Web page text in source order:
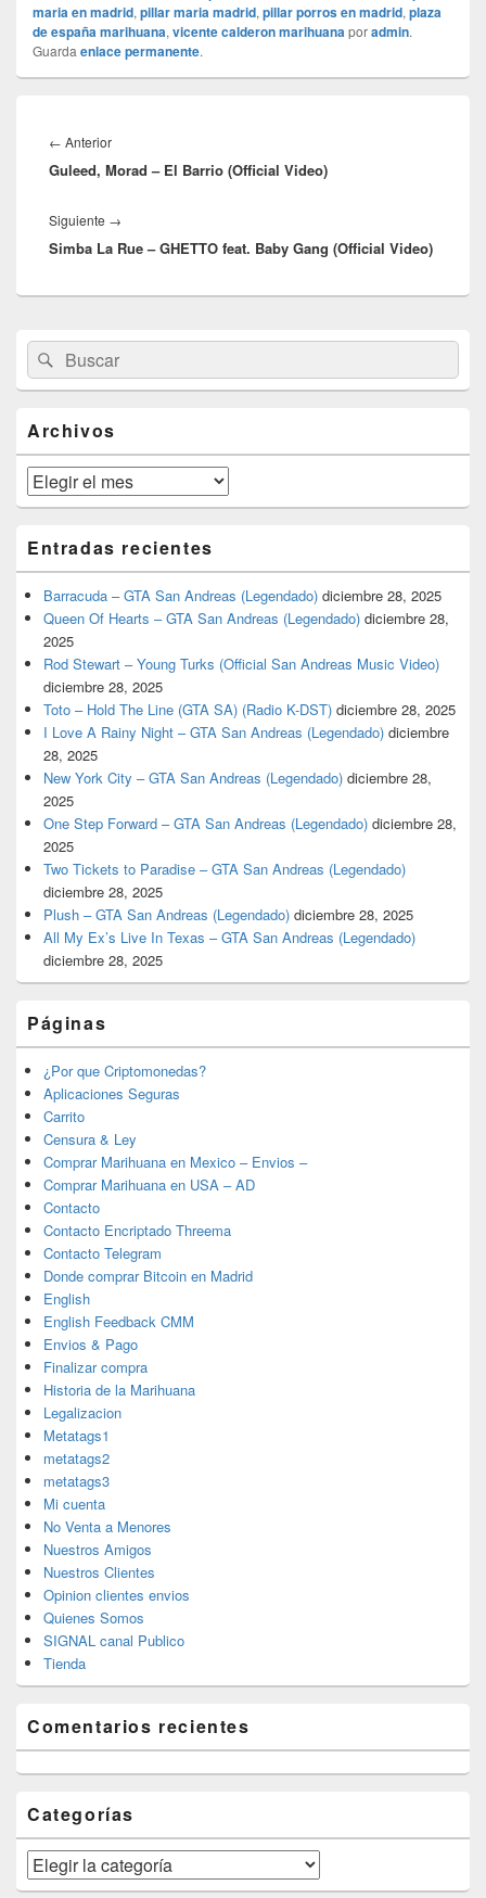
maria en madrid, pillar maria madrid, pillar porros en madrid, plaza
de españa marihuana, vicente calderon marihuanaporadmin.
Guarda enlace permanente.
de
entradas
← AnteriorEntrada
anterior:
Guleed, Morad – El Barrio (Official Video)
Siguiente →
siguiente:
Simba La Rue – GHETTO feat. Baby Gang (Official Video)
área
de
widget
lateral
primaria
Buscar
por:
Buscar
Archivos
Archivos
Entradas recientes
Barracuda – GTA San Andreas (Legendado) diciembre 28, 2025
Queen Of Hearts – GTA San Andreas (Legendado) diciembre 28,
2025
Rod Stewart – Young Turks (Official San Andreas Music Video)
diciembre 28, 2025
Toto – Hold The Line (GTA SA) (Radio K-DST) diciembre 28, 2025
I Love A Rainy Night – GTA San Andreas (Legendado) diciembre
28, 2025
New York City – GTA San Andreas (Legendado) diciembre 28,
2025
One Step Forward – GTA San Andreas (Legendado) diciembre 28,
2025
Two Tickets to Paradise – GTA San Andreas (Legendado)
diciembre 28, 2025
Plush – GTA San Andreas (Legendado) diciembre 28, 2025
All My Ex’s Live In Texas – GTA San Andreas (Legendado)
diciembre 28, 2025
Páginas
¿Por que Criptomonedas?
Aplicaciones Seguras
Carrito
Censura & Ley
Comprar Marihuana en Mexico – Envios –
Comprar Marihuana en USA – AD
Contacto
Contacto Encriptado Threema
Contacto Telegram
Donde comprar Bitcoin en Madrid
English
English Feedback CMM
Envios & Pago
Finalizar compra
Historia de la Marihuana
Legalizacion
Metatags1
metatags2
metatags3
Mi cuenta
No Venta a Menores
Nuestros Amigos
Nuestros Clientes
Opinion clientes envios
Quienes Somos
SIGNAL canal Publico
Tienda
Comentarios recientes
Categorías
Categorías